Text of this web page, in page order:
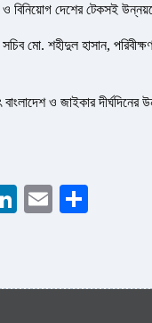
ও বিনিয়োগ দেশের টেকসই
সচিব মো. শহীদুল হাসান,
ও জাইকার
LinkedIn
Email